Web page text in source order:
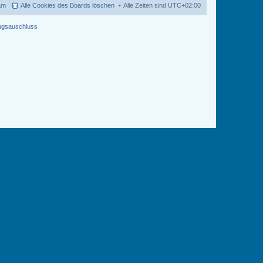
t
r
Alle Zeiten sind UTC+02:00
Alle Cookies des Boards löschen